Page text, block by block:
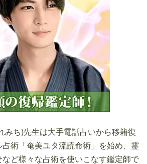
みち)先生は大手電話占いから移籍復
術「奄美ユタ流読命術」を始め、霊
ど様々な占術を使いこなす鑑定師で